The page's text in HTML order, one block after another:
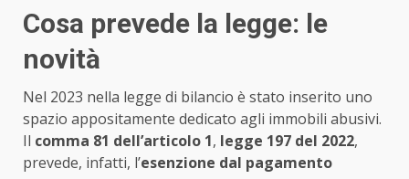
Cosa prevede la legge: le
novità
Nel 2023 nella legge di bilancio è stato inserito uno
spazio appositamente dedicato agli immobili abusivi.
Il comma 81 dell’articolo 1, legge 197 del 2022,
prevede, infatti, l’esenzione dal pagamento